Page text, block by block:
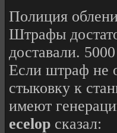
Полиция
Штрафы
доставали.
Если штраф не
стыковку к
имеют
ecelop сказал: